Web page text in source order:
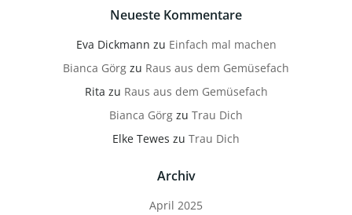
Neueste Kommentare
Eva Dickmann zu Einfach mal machen
Bianca Görg zu Raus aus dem Gemüsefach
Rita zu Raus aus dem Gemüsefach
Bianca Görg zu Trau Dich
Elke Tewes zu Trau Dich
Archiv
April 2025